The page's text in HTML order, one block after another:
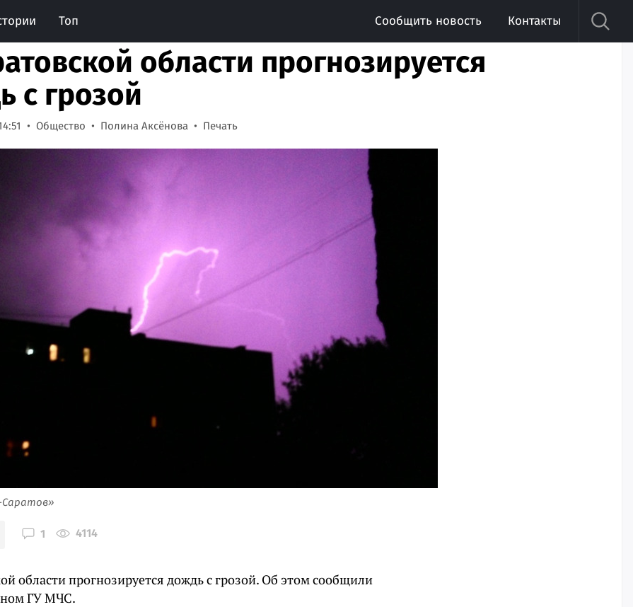
Топ Сообщить новость Контакты
области прогнозируется
с грозой
Общество Полина Аксёнова Печать
1 4114
области прогнозируется дождь с грозой. Об этом сообщили
ГУ МЧС.